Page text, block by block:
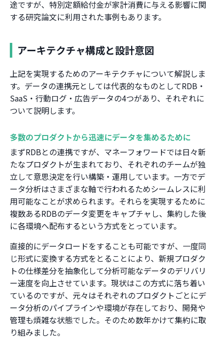
途ですが、特別定額給付金が家計消費に与える影響に関
する研究論文に利用された事例もあります。
アーキテクチャ構成と設計意図
上記を実現するためのアーキテクチャについて解説しま
す。データの連携元としては代表的なものとしてRDB・
SaaS・行動ログ・広告データの4つがあり、それぞれに
ついて説明します。
多数のプロダクトから迅速にデータを集めるために
まずRDBとの連携ですが、マネーフォワードでは日々新
たなプロダクトが生まれており、それぞれのチームが独
立して意思決定を行い構築・運用しています。一方でデ
ータ分析はさまざまな軸で行われるためシームレスに利
用可能なことが求められます。それらを実現するために
複数あるRDBのデータ変更をキャプチャし、集約した後
に各環境へ配布するという方式をとっています。
直接的にデータロードをすることも可能ですが、一度同
じ形式に変換する方式をとることにより、新規プロダク
トの仕様差分を抽象化して分析可能なデータのデリバリ
ー速度を向上させています。現状はこの方式に落ち着い
ているのですが、元々はそれぞれのプロダクトごとにデ
ータ分析のパイプラインや環境が存在しており、開発や
管理も煩雑な状態でした。そのため数年かけて集約に取
り組みました。